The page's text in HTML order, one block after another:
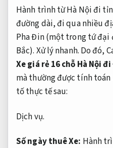
Hành trình từ Hà Nội đi
đường dài, đi qua nhiều
Pha Đin (một trong tứ đại
Bắc). Xử lý nhanh. Do đó,
Xe giá rẻ 16 chỗ Hà Nội
mà thường được tính
tố thực tế sau:
Dịch vụ.
Số ngày thuê Xe: Hành